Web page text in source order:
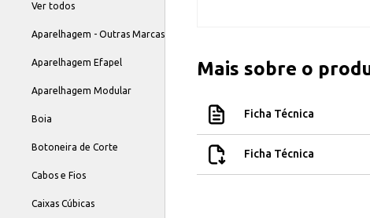
Ver todos
Aparelhagem - Outras Marcas
Aparelhagem Efapel
Aparelhagem Modular
Boia
Botoneira de Corte
Cabos e Fios
Caixas Cúbicas
Mais sobre o
Ficha Técnica
Ficha Técnica